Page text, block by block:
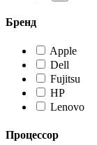
Бренд
Apple
Dell
Fujitsu
HP
Lenovo
Процессор